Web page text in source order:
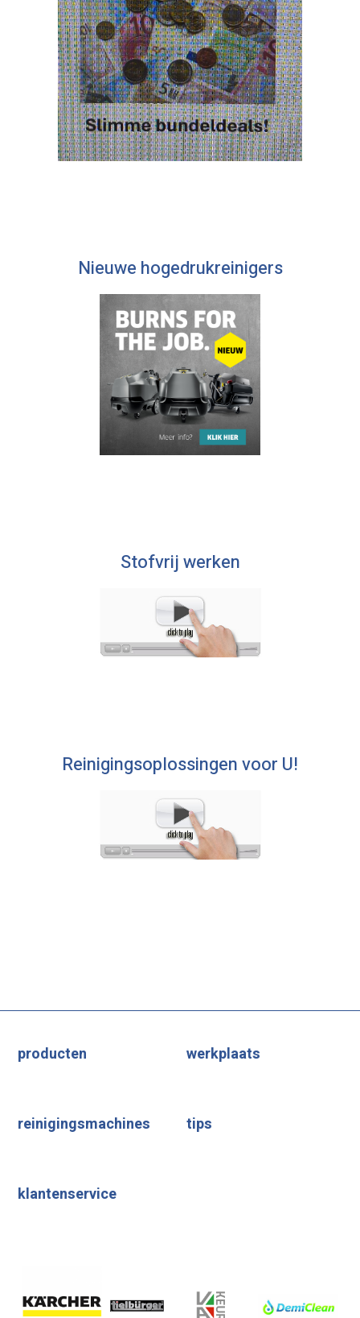
Nieuwe hogedrukreinigers
Stofvrij werken
Reinigingsoplossingen voor U!
producten werkplaats
reinigingsmachines tips
klantenservice